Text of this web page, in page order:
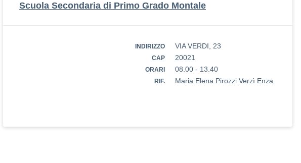
Scuola Secondaria di Primo Grado Montale
INDIRIZZO VIA VERDI, 23
CAP 20021
ORARI 08.00 - 13.40
RIF. Maria Elena Pirozzi Verzì Enza